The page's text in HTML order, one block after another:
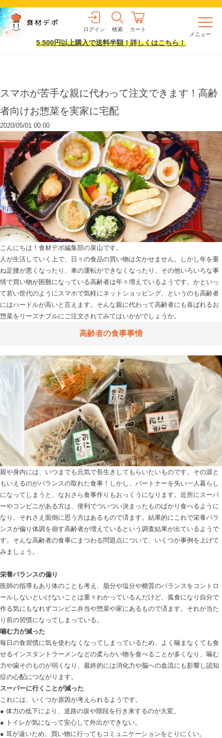
ログイン 検索
カート
メニュー
5,500円以上購入で送料半額！詳しくはこちら！
スマホが苦手な親に代わって注文できます！高齢
者向けお惣菜を実家に宅配
2020/05/01 00:00
こんにちは！食材デポ編集部の泉山です。
人が生活していく上で、日々の食品の買い物は欠かせません。しかし年を重
ね足腰が悪くなったり、車の運転ができなくなったり、その他いろいろな事
情で買い物が困難になっている高齢者は年々増えているようです。かといっ
て若い世代のようにスマホで気軽にネットショッピング、というのも高齢者
にはハードルが高いと言えます。そんな親に代わって高齢者にも喜ばれるお
高齢者の食事事情
親や身内には、いつまでも元気で長生きしてもらいたいものです。その源と
もいえるのがバランスの取れた食事！しかし、パートナーを失い一人暮らし
になってしまうと、なおさら食事作りもおっくうになります。近所にスーパ
ーやコンビニがある方は、便利でついつい決まったものばかり食べるように
なり、それさえ面倒に思う方はあるもので済ます。結果的にこれで栄養バラ
ンスが偏り体調を崩す高齢者が増えているという調査結果が出ているようで
す。そんな高齢者の食事にまつわる問題点について、いくつか事例を上げて
みましょう。
栄養バランスの偏り
医師の指導もあり体のことも考え、脂分や塩分や糖質のバランスをコントロ
ールしないといけないことは重々わかっているんだけど、孤食になり自分で
作る気にもなれずコンビニ弁当や惣菜や家にあるもので済ます。それが当た
噛む力が減った
毎日の食習慣に気を使わなくなってしまっているため、よく噛まなくても食
せるインスタントラーメンなどの柔らかい物を食べることが多くなり、噛む
力や歯そのものが弱くなり、最終的には消化力や脳への血流にも影響し認知
スーパーに行くことが減った
これには、いくつか原因が考えられるようです。
● 体力の低下により、道路の坂や階段を行き来するのが大変。
● トイレが気になって安心して外出ができない。
● 耳が遠いため、買い物に行ってもコミュニケーションをとりにくい。